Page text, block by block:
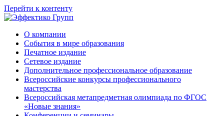
Перейти к контенту
О компании
События в мире образования
Печатное издание
Сетевое издание
Дополнительное профессиональное образование
Всероссийские конкурсы профессионального
мастерства
Всероссийская метапредметная олимпиада по ФГОС
«Новые знания»